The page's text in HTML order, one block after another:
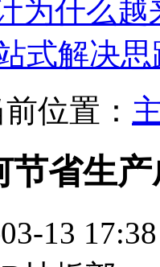
为什么
式解决思
位置：
节省生
13